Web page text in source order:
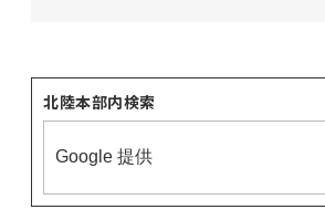
北陸本部内検索